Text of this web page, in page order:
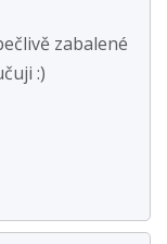
zabalené
:)